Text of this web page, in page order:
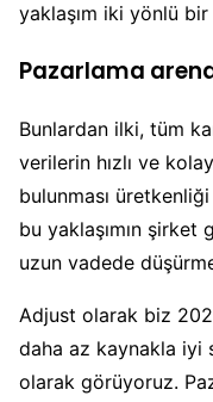
yaklaşım iki yönlü
Pazarlama
Bunlardan ilki, tüm
verilerin hızlı ve
bulunması
bu yaklaşımın
uzun vadede
Adjust olarak biz
daha az kaynakla iyi
olarak görüyoruz.